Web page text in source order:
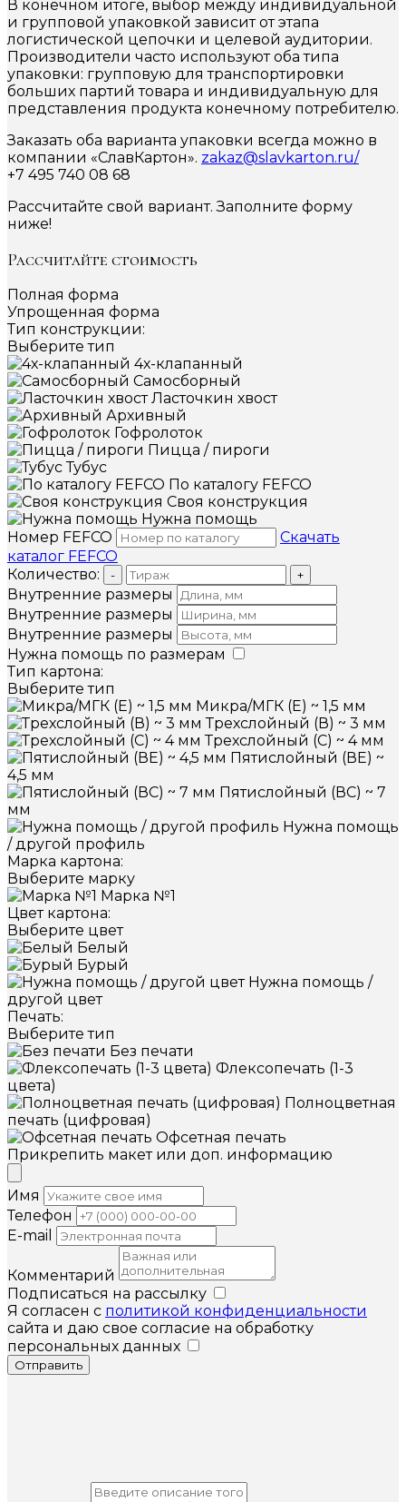
В конечном итоге, выбор между индивидуальной
и групповой упаковкой зависит от этапа
логистической цепочки и целевой аудитории.
Производители часто используют оба типа
упаковки: групповую для транспортировки
больших партий товара и индивидуальную для
представления продукта конечному потребителю.
Заказать оба варианта упаковки всегда можно в
компании «СлавКартон». zakaz@slavkarton.ru/
+7 495 740 08 68
Рассчитайте свой вариант. Заполните форму
ниже!
Рассчитайте стоимость
Полная форма
Упрощенная форма
Тип конструкции:
Выберите тип
4х-клапанный
Самосборный
Ласточкин хвост
Архивный
Гофролоток
Пицца / пироги
Тубус
По каталогу FEFCO
Своя конструкция
Нужна помощь
Номер FEFCO
Скачать
каталог FEFCO
Количество:
- +
Внутренние размеры
Внутренние размеры
Внутренние размеры
Нужна помощь по размерам
Тип картона:
Выберите тип
Микра/МГК (Е) ~ 1,5 мм
Трехслойный (В) ~ 3 мм
Трехслойный (С) ~ 4 мм
Пятислойный (ВЕ) ~
4,5 мм
Пятислойный (ВС) ~ 7
мм
Нужна помощь
/ другой профиль
Марка картона:
Выберите марку
Марка №1
Цвет картона:
Выберите цвет
Белый
Бурый
Нужна помощь /
другой цвет
Печать:
Выберите тип
Без печати
Флексопечать (1-3
цвета)
Полноцветная
печать (цифровая)
Офсетная печать
Прикрепить макет или доп. информацию
Имя
Телефон
E-mail
Комментарий
Подписаться на рассылку
Я согласен с политикой конфиденциальности
сайта и даю свое согласие на обработку
персональных данных
Отправить